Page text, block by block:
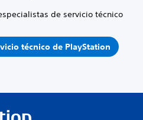
de servicio técnico
técnico de PlayStation